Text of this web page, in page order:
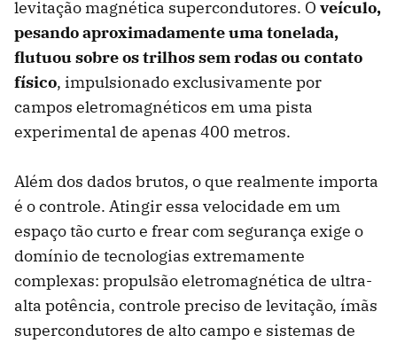
levitação magnética supercondutores. O veículo,
pesando aproximadamente uma tonelada,
flutuou sobre os trilhos sem rodas ou contato
físico, impulsionado exclusivamente por
campos eletromagnéticos em uma pista
experimental de apenas 400 metros.
Além dos dados brutos, o que realmente importa
é o controle. Atingir essa velocidade em um
espaço tão curto e frear com segurança exige o
domínio de tecnologias extremamente
complexas: propulsão eletromagnética de ultra-
alta potência, controle preciso de levitação, ímãs
supercondutores de alto campo e sistemas de